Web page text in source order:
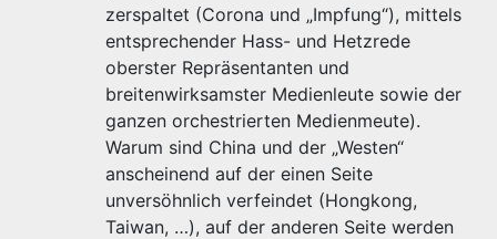
zerspaltet (Corona und „Impfung“), mittels
entsprechender Hass- und Hetzrede
oberster Repräsentanten und
breitenwirksamster Medienleute sowie der
ganzen orchestrierten Medienmeute).
Warum sind China und der „Westen“
anscheinend auf der einen Seite
unversöhnlich verfeindet (Hongkong,
Taiwan, …), auf der anderen Seite werden